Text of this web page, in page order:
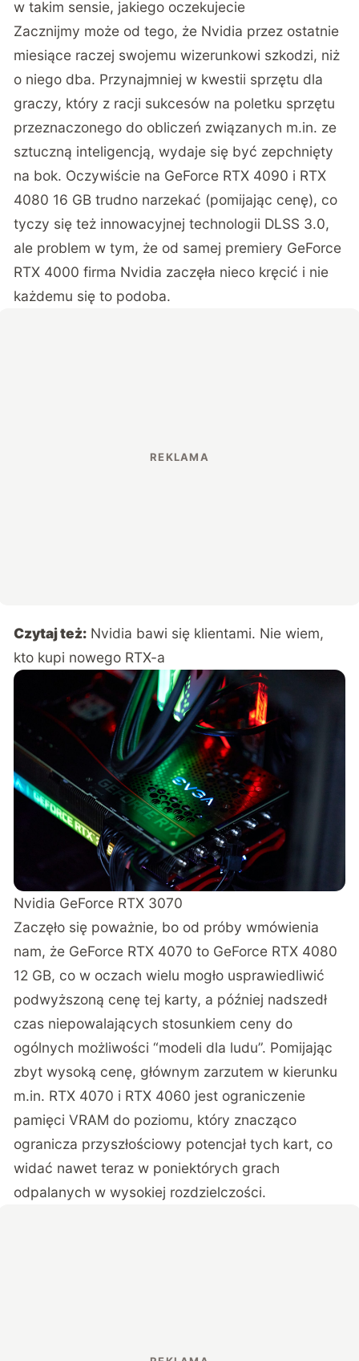
w takim sensie, jakiego oczekujecie
Zacznijmy może od tego, że Nvidia przez ostatnie
miesiące raczej swojemu wizerunkowi szkodzi, niż
o niego dba. Przynajmniej w kwestii sprzętu dla
graczy, który z racji sukcesów na poletku sprzętu
przeznaczonego do obliczeń związanych m.in. ze
sztuczną inteligencją, wydaje się być zepchnięty
na bok. Oczywiście na GeForce RTX 4090 i RTX
4080 16 GB trudno narzekać (pomijając cenę), co
tyczy się też innowacyjnej technologii DLSS 3.0,
ale problem w tym, że od samej premiery GeForce
RTX 4000 firma Nvidia zaczęła nieco kręcić i nie
każdemu się to podoba.
Czytaj też: Nvidia bawi się klientami. Nie wiem,
kto kupi nowego RTX-a
Nvidia GeForce RTX 3070
Zaczęło się poważnie, bo od próby wmówienia
nam, że GeForce RTX 4070 to GeForce RTX 4080
12 GB, co w oczach wielu mogło usprawiedliwić
podwyższoną cenę tej karty, a później nadszedł
czas niepowalających stosunkiem ceny do
ogólnych możliwości “modeli dla ludu”. Pomijając
zbyt wysoką cenę, głównym zarzutem w kierunku
m.in. RTX 4070 i RTX 4060 jest ograniczenie
pamięci VRAM do poziomu, który znacząco
ogranicza przyszłościowy potencjał tych kart, co
widać nawet teraz w poniektórych grach
odpalanych w wysokiej rozdzielczości.